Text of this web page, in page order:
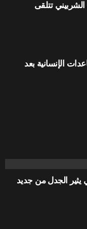
تتلقى
الإنسانية بعد
يثير الجدل من جديد